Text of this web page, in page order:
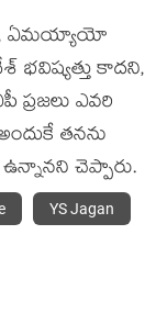
ఏమయ్యాయో
భవిష్యత్తు కాదని,
ప్రజలు ఎవరి
తనను
చెప్పారు.
YS Jagan